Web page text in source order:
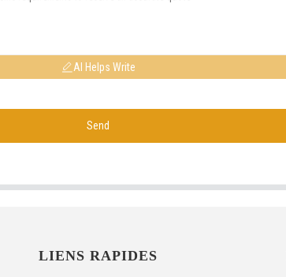
AI Helps Write
Send
LIENS RAPIDES